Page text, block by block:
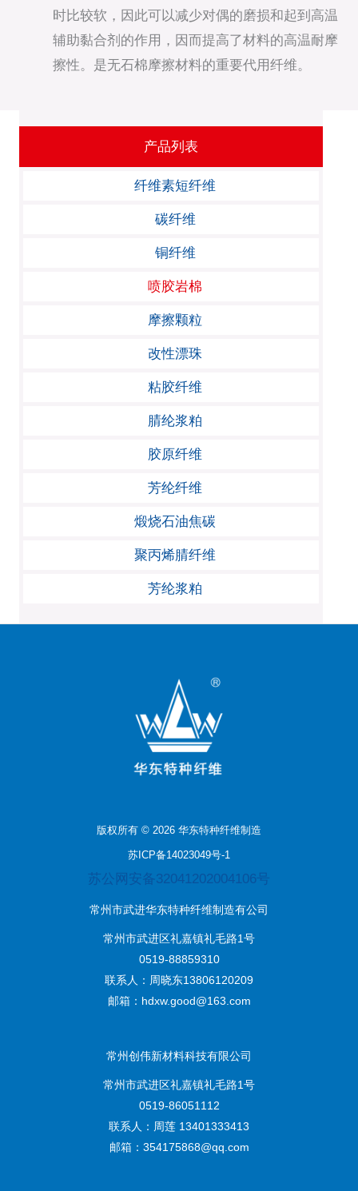
时比较软，因此可以减少对偶的磨损和起到高温
辅助黏合剂的作用，因而提高了材料的高温耐摩
擦性。是无石棉摩擦材料的重要代用纤维。
产品列表
纤维素短纤维
碳纤维
铜纤维
喷胶岩棉
摩擦颗粒
改性漂珠
粘胶纤维
腈纶浆粕
胶原纤维
芳纶纤维
煅烧石油焦碳
聚丙烯腈纤维
芳纶浆粕
版权所有 © 2026 华东特种纤维制造
苏ICP备14023049号-1
苏公网安备32041202004106号
常州市武进华东特种纤维制造有公司
常州市武进区礼嘉镇礼毛路1号
0519-88859310
联系人：周晓东13806120209
邮箱：hdxw.good@163.com
常州创伟新材料科技有限公司
常州市武进区礼嘉镇礼毛路1号
0519-86051112
联系人：周莲 13401333413
邮箱：354175868@qq.com